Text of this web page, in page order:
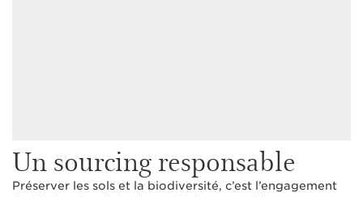
Un sourcing responsable
Préserver les sols et la biodiversité, c’est l’engagement